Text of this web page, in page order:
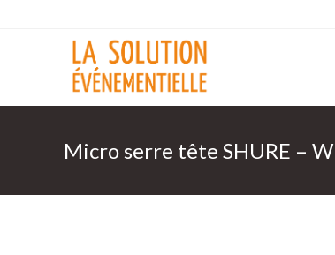
Micro serre tête SHURE –